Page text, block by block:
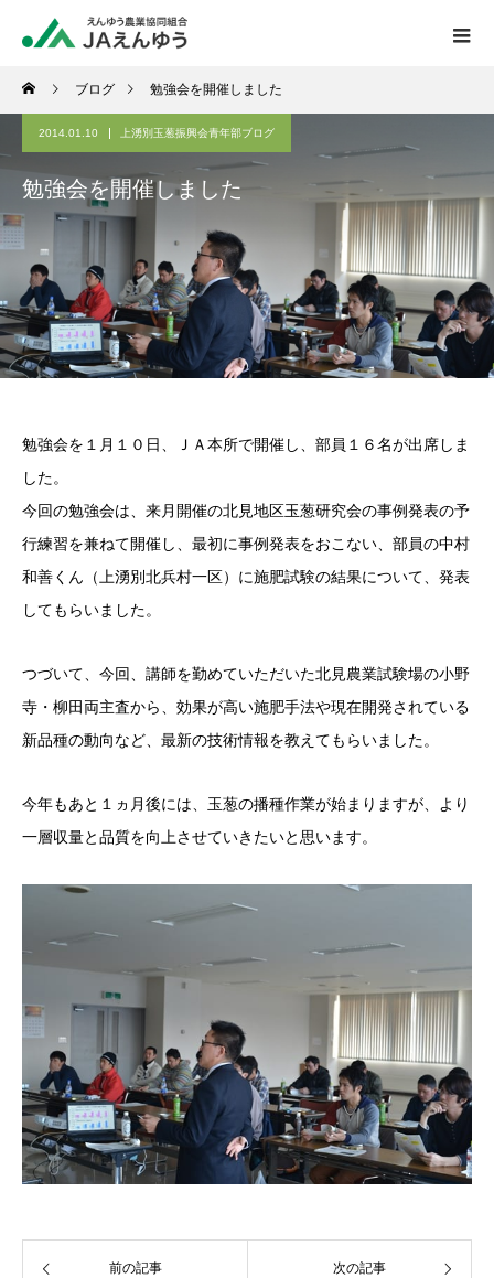
ブログ 勉強会を開催しました
2014.01.10 上湧別玉葱振興会青年部ブログ
勉強会を開催しました
勉強会を１月１０日、ＪＡ本所で開催し、部員１６名が出席しま
した。
今回の勉強会は、来月開催の北見地区玉葱研究会の事例発表の予
行練習を兼ねて開催し、最初に事例発表をおこない、部員の中村
和善くん（上湧別北兵村一区）に施肥試験の結果について、発表
してもらいました。
つづいて、今回、講師を勤めていただいた北見農業試験場の小野
寺・柳田両主査から、効果が高い施肥手法や現在開発されている
新品種の動向など、最新の技術情報を教えてもらいました。
今年もあと１ヵ月後には、玉葱の播種作業が始まりますが、より
一層収量と品質を向上させていきたいと思います。
前の記事 次の記事